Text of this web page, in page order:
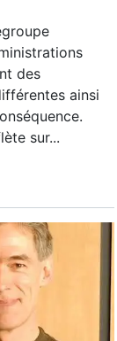
des
ainsi
sur...